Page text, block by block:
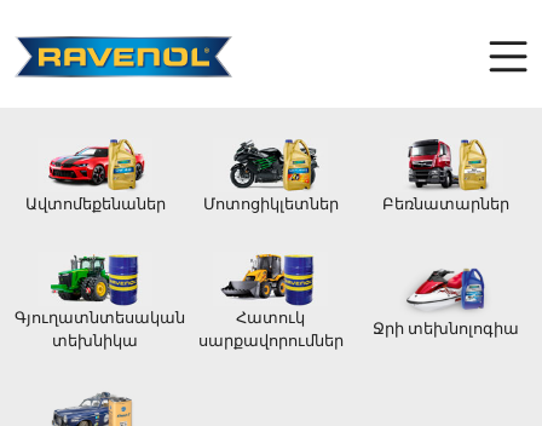
Ավտոմեքենաներ Մոտոցիկլետներ Բեռնատարներ
Գյուղատնտեսական
տեխնիկա
Հատուկ
սարքավորումներ
Ջրի տեխնոլոգիա